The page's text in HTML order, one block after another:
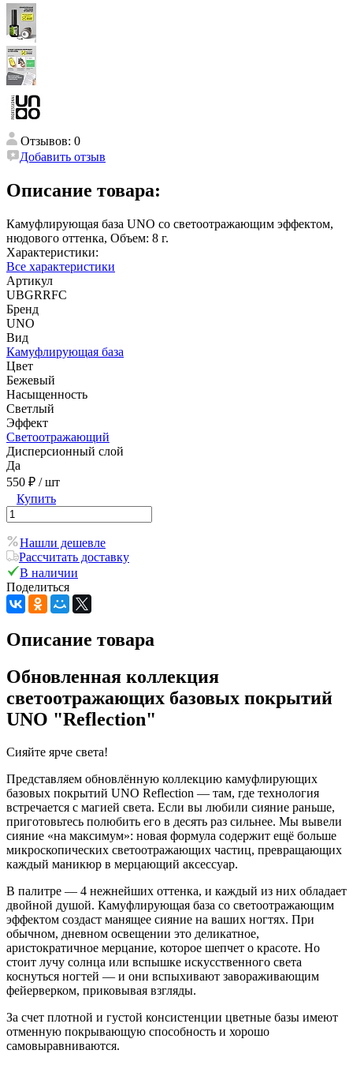
Отзывов: 0
Добавить отзыв
Описание товара:
Камуфлирующая база UNO со светоотражающим эффектом,
нюдового оттенка, Объем: 8 г.
Характеристики:
Все характеристики
Артикул
UBGRRFC
Бренд
UNO
Вид
Камуфлирующая база
Цвет
Бежевый
Насыщенность
Светлый
Эффект
Светоотражающий
Дисперсионный слой
Да
550 ₽ / шт
Купить
Нашли дешевле
Рассчитать доставку
В наличии
Поделиться
Описание товара
Обновленная коллекция
светоотражающих базовых покрытий
UNO "Reflection"
Сияйте ярче света!
Представляем обновлённую коллекцию камуфлирующих
базовых покрытий UNO Reflection — там, где технология
встречается с магией света. Если вы любили сияние раньше,
приготовьтесь полюбить его в десять раз сильнее. Мы вывели
сияние «на максимум»: новая формула содержит ещё больше
микроскопических светоотражающих частиц, превращающих
каждый маникюр в мерцающий аксессуар.
В палитре — 4 нежнейших оттенка, и каждый из них обладает
двойной душой. Камуфлирующая база со светоотражающим
эффектом создаст манящее сияние на ваших ногтях. При
обычном, дневном освещении это деликатное,
аристократичное мерцание, которое шепчет о красоте. Но
стоит лучу солнца или вспышке искусственного света
коснуться ногтей — и они вспыхивают завораживающим
фейерверком, приковывая взгляды.
За счет плотной и густой консистенции цветные базы имеют
отменную покрывающую способность и хорошо
самовыравниваются.